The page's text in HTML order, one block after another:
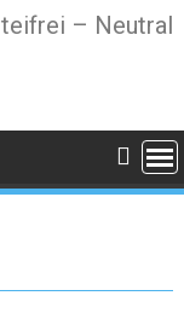
– Neutral